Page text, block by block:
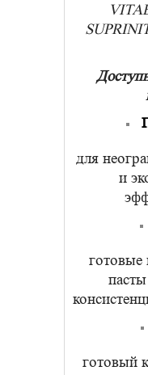
для
и
готовые
готовый